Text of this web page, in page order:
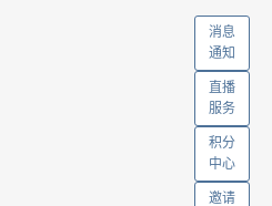
消息
通知
直播
服务
积分
中心
邀请